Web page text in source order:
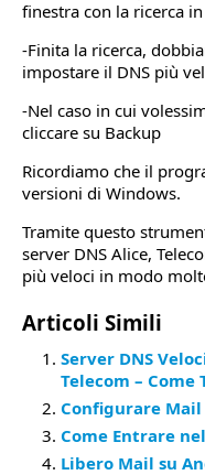
finestra con la ricerca
-Finita la ricerca,
impostare il DNS più
-Nel caso in cui
cliccare su Backup
Ricordiamo che il
versioni di Windows.
Tramite questo
server DNS Alice,
più veloci in modo
Articoli Simili
Server DNS
Telecom – Come
Configurare
Come Entrare
Libero Mail su